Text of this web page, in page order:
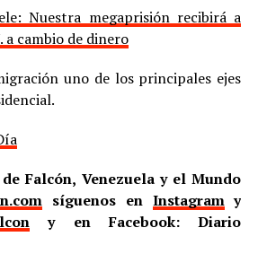
Nuestra megaprisión recibirá a
a cambio de dinero
uno de los principales ejes
Falcón, Venezuela y el Mundo
síguenos en Instagramy
y en Facebook: Diario